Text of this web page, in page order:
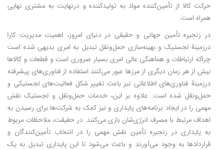
حرکت کالا از تأمین‌کننده مواد به تولیدکننده و درنهایت به مشتری نهایی
همراه است.
در زنجیره تأمین جهانی و حقیقی در دنیای امروز، اهمیت مدیریت کارا
درزمینهٔ لجستیک و بهینه‌سازی حمل‌ونقل تبدیل به امری بدیهی شده است
چراکه ارتباطات و هماهنگی عالی امری بسیار ضروری است و قطعات و کالاها
بیش از هر زمان دیگری از مرزها عبور می‌کنند.استفاده از فناوری‌های پیشرفته
درزمینهٔ فناوری‌های اطلاعاتی نیز باعث تغییر شکل فعالیت‌های لجستیکی و
حمل‌ونقل شده است. علاوه بر این، خدمات حمل‌ونقل و لجستیک نقش
مهمی را در ایجاد برنامه‌های پایداری و نیز کمک به شرکت‌ها برای رسیدن به
اهداف مرتبط با مصرف انرژی‌شان بازی می‌کنند. در حقیقت، ملاحظات مربوط
به پایداری در زنجیره تأمین نقش مهمی را در انتخاب تأمین‌کنندگان و
قراردادها به وجود می‌آورند و باعث می‌شود تا این پایداری تبدیل به یک